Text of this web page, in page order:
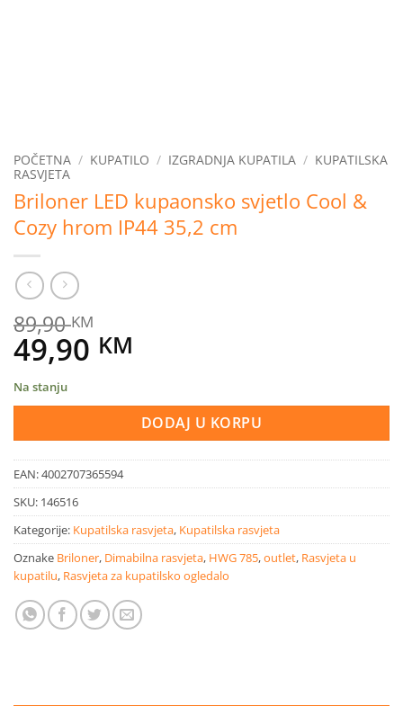
POČETNA / KUPATILO / IZGRADNJA KUPATILA / KUPATILSKA
RASVJETA
Briloner LED kupaonsko svjetlo Cool &
Cozy hrom IP44 35,2 cm
89,90KM
Original
price
was:
89,90 KM.
49,90 KM
is:
49,90 KM.
Na stanju
DODAJ U KORPU
EAN:4002707365594
SKU: 146516
Kategorije: Kupatilska rasvjeta, Kupatilska rasvjeta
Oznake Briloner, Dimabilna rasvjeta, HWG 785,outlet, Rasvjeta u
kupatilu, Rasvjeta za kupatilsko ogledalo